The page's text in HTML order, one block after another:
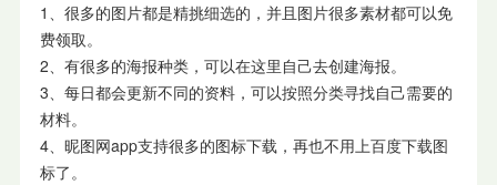
1、很多的图片都是精挑细选的，并且图片很多素材都可以免
费领取。
2、有很多的海报种类，可以在这里自己去创建海报。
3、每日都会更新不同的资料，可以按照分类寻找自己需要的
材料。
4、昵图网app支持很多的图标下载，再也不用上百度下载图
标了。